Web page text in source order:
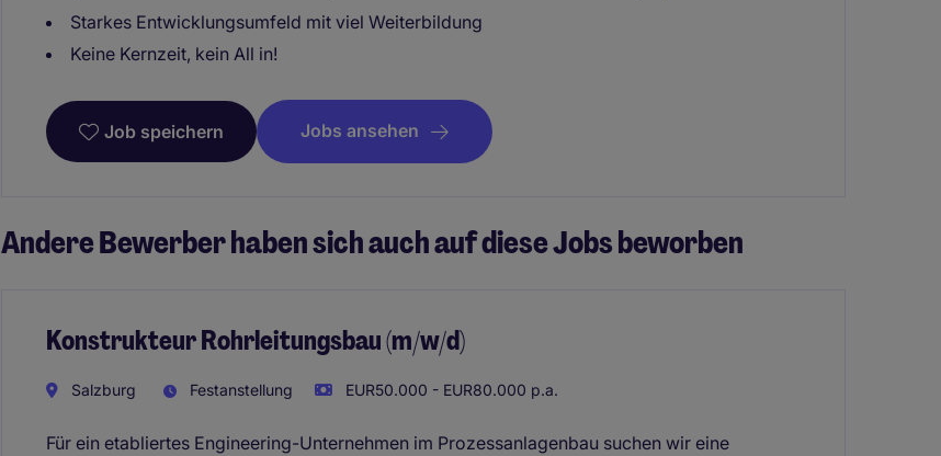
Starkes Entwicklungsumfeld mit viel Weiterbildung
Keine Kernzeit, kein All in!
Job speichern Jobs ansehen
Andere Bewerber haben sich auch auf diese Jobs beworben
Konstrukteur Rohrleitungsbau (m/w/d)
Salzburg Festanstellung EUR50.000 - EUR80.000 p.a.
Für ein etabliertes Engineering-Unternehmen im Prozessanlagenbau suchen wir eine